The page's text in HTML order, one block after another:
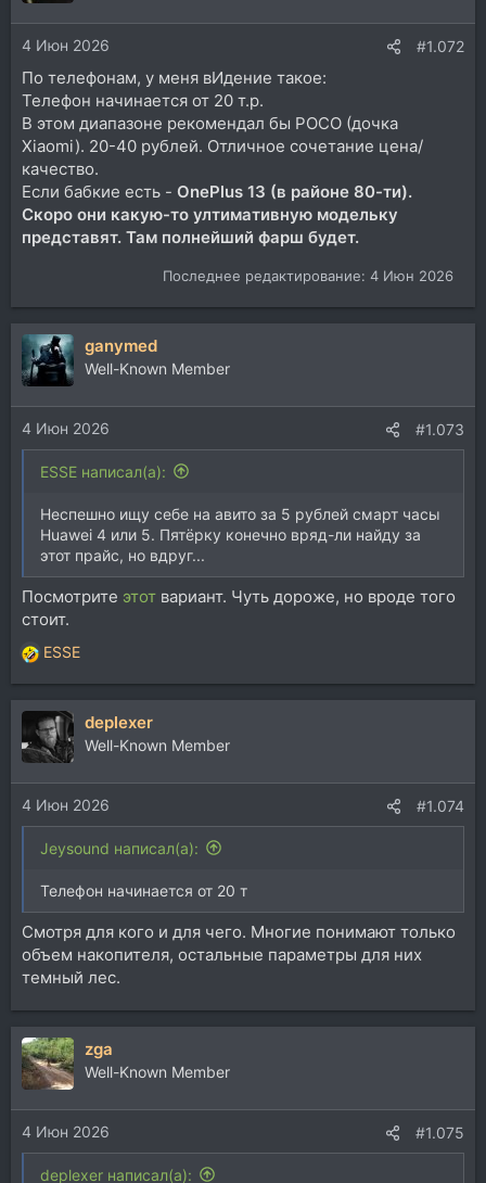
4 Июн 2026 #1.072
По телефонам, у меня вИдение такое:
Телефон начинается от 20 т.р.
В этом диапазоне рекомендал бы POCO (дочка
Xiaomi). 20-40 рублей. Отличное сочетание цена/
качество.
Если бабкие есть - OnePlus 13 (в районе 80-ти).
Скоро они какую-то ултимативную модельку
представят. Там полнейший фарш будет.
Последнее редактирование: 4 Июн 2026
ganymed
Well-Known Member
4 Июн 2026 #1.073
ESSE написал(а):
Неспешно ищу себе на авито за 5 рублей смарт часы
Huawei 4 или 5. Пятёрку конечно вряд-ли найду за
этот прайс, но вдруг...
Посмотрите этот вариант. Чуть дороже, но вроде того
стоит.
Р
е
а
ц
и
и
:
ESSE
deplexer
Well-Known Member
4 Июн 2026 #1.074
Jeysound написал(а):
Телефон начинается от 20 т
Смотря для кого и для чего. Многие понимают только
объем накопителя, остальные параметры для них
темный лес.
zga
Well-Known Member
4 Июн 2026 #1.075
deplexer написал(а):